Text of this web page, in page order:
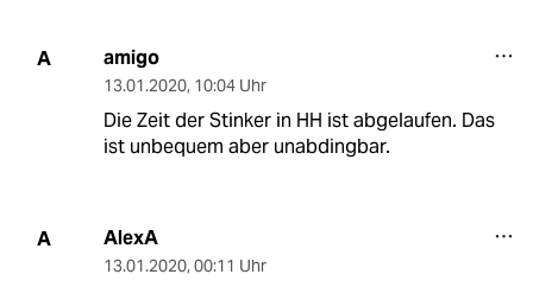
A amigo
13.01.2020, 10:04 Uhr
Die Zeit der Stinker in HH ist abgelaufen. Das
ist unbequem aber unabdingbar.
A AlexA
13.01.2020, 00:11 Uhr